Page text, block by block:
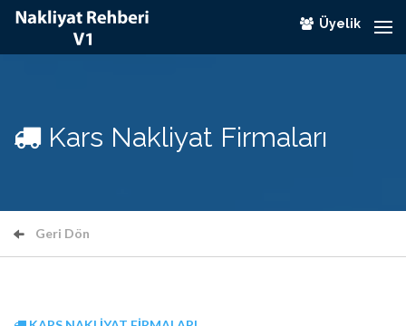
Üyelik
Kars Nakliyat Firmaları
Geri Dön